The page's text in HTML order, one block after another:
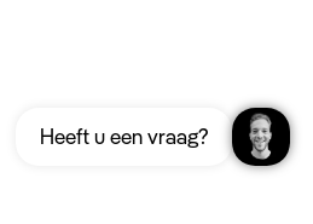
Download nu
Heeft u een vraag?